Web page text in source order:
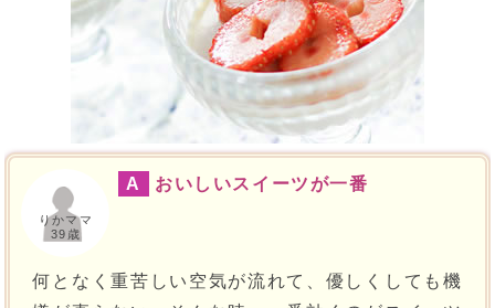
りかママ
39歳
A おいしいスイーツが一番
何となく重苦しい空気が流れて、優しくしても機